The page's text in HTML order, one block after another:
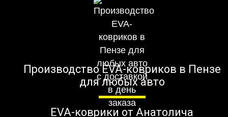
Производство EVA-ковриков в Пензе
для любых авто
EVA-коврики от Анатолича